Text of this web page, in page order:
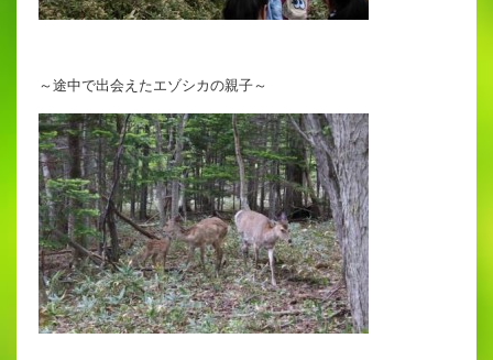
～途中で出会えたエゾシカの親子～